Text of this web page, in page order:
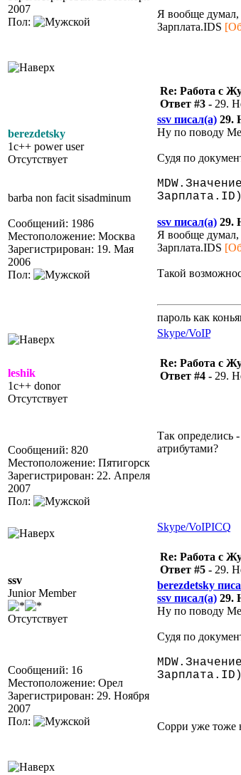
2007
Пол:
Я вообще думал,
Зарплата.IDS
berezdetsky
1c++ power user
Отсутствует
barba non facit sisadminum
Сообщений: 1986
Местоположение: Москва
Зарегистрирован: 19. Мая
2006
Пол:
Re: Работа с
Ответ #3 - 29.
ssv писал(а) 29.
Ну по поводу
Судя по
ssv писал(а) 29.
Я вообще думал,
Зарплата.IDS
Такой
пароль как
Skype/VoIP
leshik
1c++ donor
Отсутствует
Сообщений: 820
Местоположение: Пятигорск
Зарегистрирован: 22. Апреля
2007
Пол:
Re: Работа с
Ответ #4 - 29.
Так определись
атрибутами?
Skype/VoIPICQ
ssv
Junior Member
Отсутствует
Сообщений: 16
Местоположение: Орел
Зарегистрирован: 29. Ноября
2007
Пол:
Re: Работа с
Ответ #5 - 29.
berezdetsky
ssv писал(а) 29.
Ну по поводу
Судя по
Сорри уже тоже